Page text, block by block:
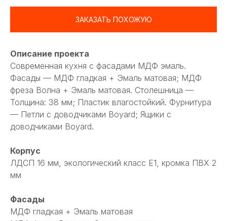
ЗАКАЗАТЬ ПОХОЖУЮ
Описание проекта
Современная кухня с фасадами МДФ эмаль.
Фасады — МДФ гладкая + Эмаль матовая; МДФ
фреза Волна + Эмаль матовая. Столешница —
Толщина: 38 мм; Пластик влагостойкий. Фурнитура
— Петли с доводчиками Boyard; Ящики с
доводчиками Boyard.
Корпус
ЛДСП 16 мм, экологический класс Е1, кромка ПВХ 2
мм
Фасады
МДФ гладкая + Эмаль матовая